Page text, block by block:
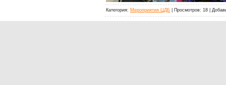
Категория: Мероприятия ЦДБ | Просмотров: 18 |